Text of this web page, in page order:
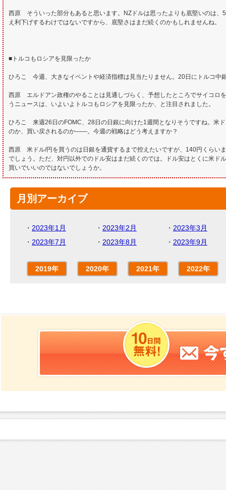
西原 そういった部分もあると思います。NZドルは思ったよりも底堅いのは
え利下げするわけではないですから、底堅さはまだ続くのかもしれませんね。
■トルコもロシアを見限ったか
ひろこ 今週、大きなイベントや経済指標は見当たりません。20日にトルコ
西原 エルドアン政権のやることは見通しづらく、予想したところでサイコロ
うニュースは、いよいよトルコもロシアを見限ったか、と注目されました。
ひろこ 来週26日のFOMC、28日の日銀に向けた1週間となりそうですね。米
のか、買い戻されるのか――。今週の戦略はどう考えますか？
西原 米ドル/円を買うのは日銀を通貨するまで控えたいですが、140円くらい
でしょう。ただ、対円以外でのドル安はまだ続くのでは。ドル安はとくに米
買いでいいのではないでしょうか。
月別アーカイブ
・ 2023年1月 ・ 2023年2月 ・ 2023年3月
・ 2023年7月 ・ 2023年8月 ・ 2023年9月
2019年 2020年 2021年 2022年